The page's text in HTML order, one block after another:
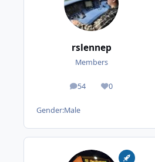
rslennep
Members
54
posts 0
Reputation
Gender:Male